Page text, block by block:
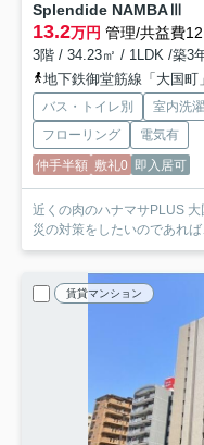
Splendide NAMBAⅢ
13.2万円 管理/共益費
3階 / 34.23㎡ / 1LDK /築3
地下鉄御堂筋線「大国町
バス・トイレ別 室内洗
フローリング
電気有
仲手半額 敷礼0 即入居可
近くの肉のハナマサPLUS
災の対策をしたいのであれ
賃貸マンション